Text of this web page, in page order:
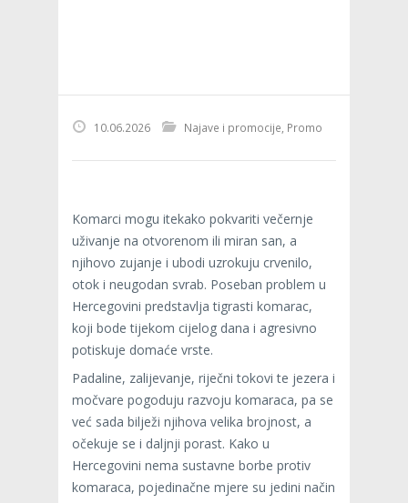
10.06.2026 Najave i promocije Promo
Komarci mogu itekako pokvariti večernje
uživanje na otvorenom ili miran san, a
njihovo zujanje i ubodi uzrokuju crvenilo,
otok i neugodan svrab. Poseban problem u
Hercegovini predstavlja tigrasti komarac,
koji bode tijekom cijelog dana i agresivno
potiskuje domaće vrste.
Padaline, zalijevanje, riječni tokovi te jezera i
močvare pogoduju razvoju komaraca, pa se
već sada bilježi njihova velika brojnost, a
očekuje se i daljnji porast. Kako u
Hercegovini nema sustavne borbe protiv
komaraca, pojedinačne mjere su jedini način